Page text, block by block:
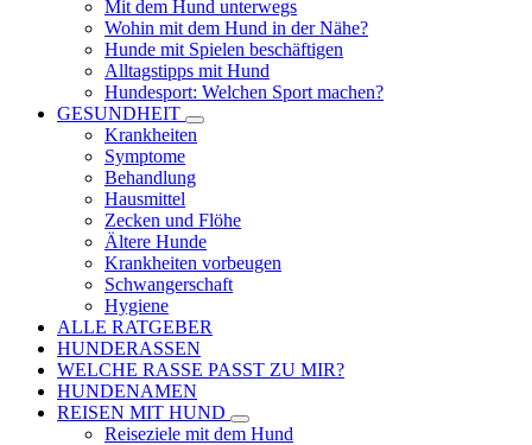
Mit dem Hund unterwegs
Wohin mit dem Hund in der Nähe?
Hunde mit Spielen beschäftigen
Alltagstipps mit Hund
Hundesport: Welchen Sport machen?
GESUNDHEIT
Krankheiten
Symptome
Behandlung
Hausmittel
Zecken und Flöhe
Ältere Hunde
Krankheiten vorbeugen
Schwangerschaft
Hygiene
ALLE RATGEBER
HUNDERASSEN
WELCHE RASSE PASST ZU MIR?
HUNDENAMEN
REISEN MIT HUND
Reiseziele mit dem Hund